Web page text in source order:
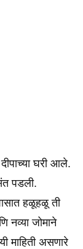
घरी आले.
पडली.
हळूहळू ती
नव्या जोमाने
माहिती असणारे